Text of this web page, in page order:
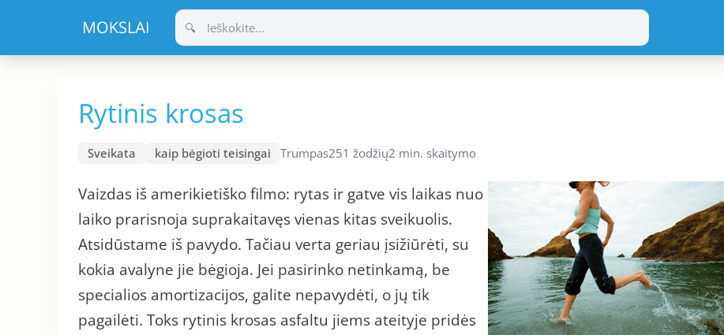
turinio
Rytinis krosas
Sveikata kaip bėgioti teisingai Trumpas251 žodžių2 min. skaitymo
Vaizdas iš amerikietiško filmo: rytas ir gatve vis laikas nuo
laiko prarisnoja suprakaitavęs vienas kitas sveikuolis.
Atsidūstame iš pavydo. Tačiau verta geriau įsižiūrėti, su
kokia avalyne jie bėgioja. Jei pasirinko netinkamą, be
specialios amortizacijos, galite nepavydėti, o jų tik
pagailėti. Toks rytinis krosas asfaltu jiems ateityje pridės